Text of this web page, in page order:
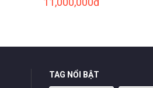
TAG NỔI BẬT